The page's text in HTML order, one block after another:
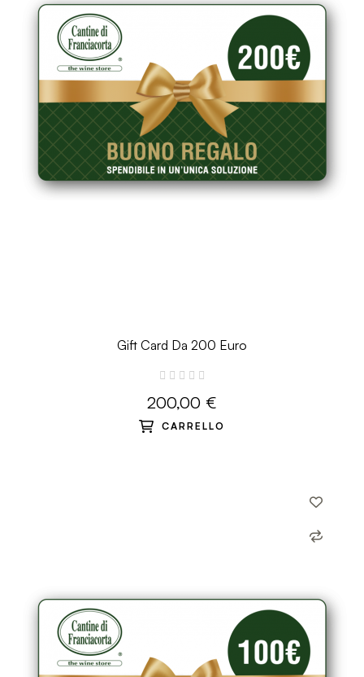
Gift Card Da 200 Euro
200,00 €
CARRELLO